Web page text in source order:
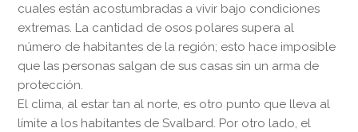
cuales están acostumbradas a vivir bajo condiciones
extremas. La cantidad de osos polares supera al
número de habitantes de la región; esto hace imposible
que las personas salgan de sus casas sin un arma de
protección.
El clima, al estar tan al norte, es otro punto que lleva al
límite a los habitantes de Svalbard. Por otro lado, el